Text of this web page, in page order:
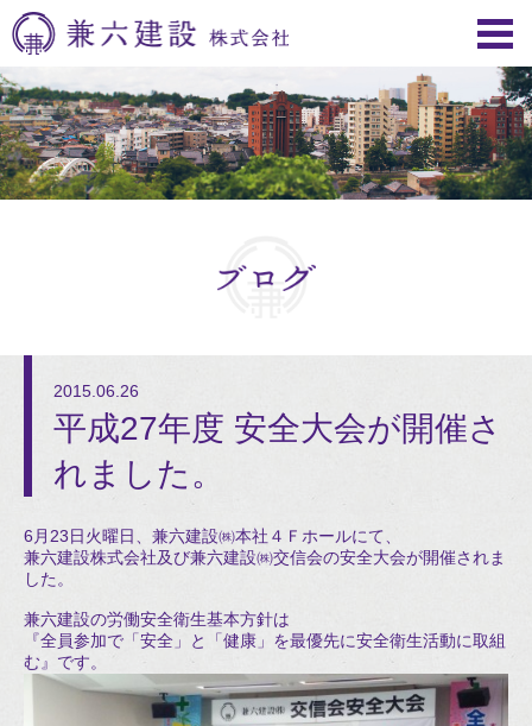
2015.06.26
平成27年度 安全大会が開催さ
れました。
6月23日火曜日、兼六建設㈱本社４Ｆホールにて、
兼六建設株式会社及び兼六建設㈱交信会の安全大会が開催されま
した。
兼六建設の労働安全衛生基本方針は
『全員参加で「安全」と「健康」を最優先に安全衛生活動に取組
む』です。